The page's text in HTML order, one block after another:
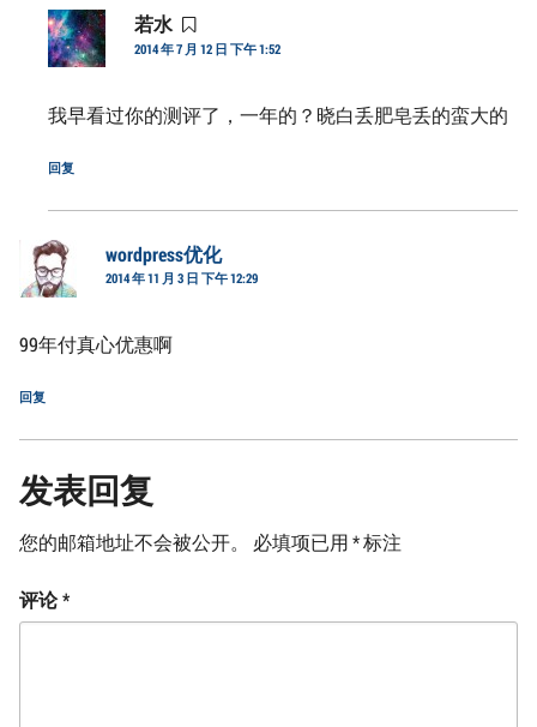
若水
说
道：
2014 年 7 月 12 日 下午 1:52
我早看过你的测评了，一年的？晓白丢肥皂丢的蛮大的
回复
wordpress优化说
道：
2014 年 11 月 3 日 下午 12:29
99年付真心优惠啊
回复
发表回复
您的邮箱地址不会被公开。 必填项已用*标注
评论*